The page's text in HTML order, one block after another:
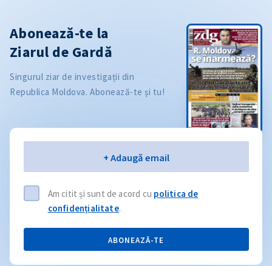
Abonează-te la
Ziarul de Gardă
Singurul ziar de investigații din
Republica Moldova. Abonează-te și tu!
+ Adaugă email
Am citit și sunt de acord cu politica de
confidențialitate.
ABONEAZĂ-TE